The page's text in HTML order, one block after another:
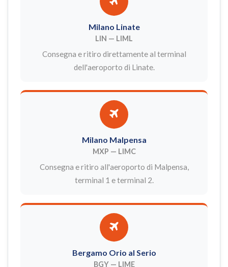
Milano Linate
LIN — LIML
Consegna e ritiro direttamente al terminal
dell'aeroporto di Linate.
Milano Malpensa
MXP — LIMC
Consegna e ritiro all'aeroporto di Malpensa,
terminal 1 e terminal 2.
Bergamo Orio al Serio
BGY — LIME